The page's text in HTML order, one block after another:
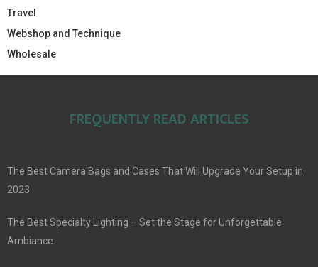
Travel
Webshop and Technique
Wholesale
FREQUENTLY READ ARTICLES
The Best Camera Bags and Cases That Will Upgrade Your Setup in
2023
The Best Specialty Lighting – Set the Stage for Unforgettable
Ambiance